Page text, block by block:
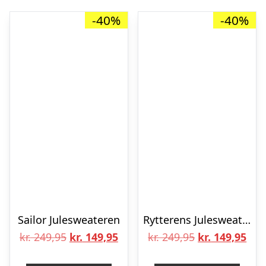
-40%
Sailor Julesweateren
kr.249,95 Den
kr. 149,95Den
-40%
Rytterens Julesweater
kr.249,95 Den
kr. 149,95Den